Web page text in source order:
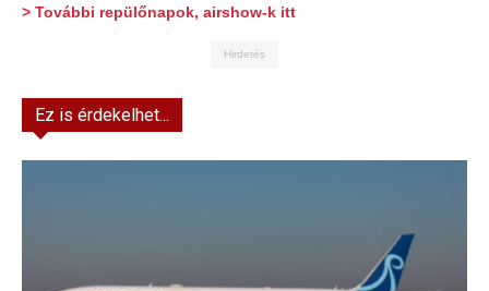
> További repülőnapok, airshow-k itt
Hirdetés
Ez is érdekelhet...